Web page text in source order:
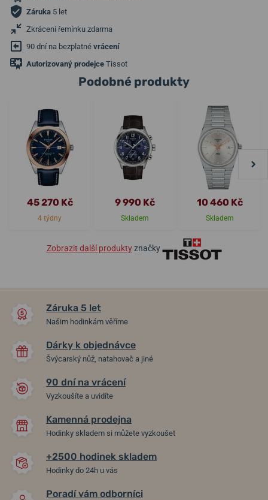
Záruka 5 let
Zkrácení řemínku zdarma
90 dní na bezplatné vrácení
Autorizovaný prodejce Tissot
Podobné produkty
45 270 Kč
4 týdny
9 990 Kč
Skladem
10 460 Kč
Skladem
Zobrazit další produktyznačky
Záruka 5 let
Našim hodinkám věříme
Dárky k objednávce
Švýcarský nůž, natahovač a jiné
90 dní na vrácení
Vyzkoušíte a uvidíte
Kamenná prodejna
Hodinky skladem si můžete vyzkoušet
+2500 hodinek skladem
Hodinky do 24h u vás
Poradí vám odborníci